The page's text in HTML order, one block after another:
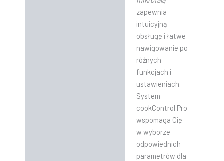
zapewnia
intuicyjną
obsługę i łatwe
nawigowanie po
różnych
funkcjach i
ustawieniach.
System
cookControl Pro
wspomaga Cię
w wyborze
odpowiednich
parametrów dla